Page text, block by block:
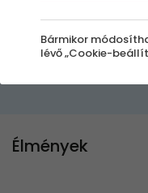
Szűrők beállítása
Élmények
Bármikor
lévő „Cookie-